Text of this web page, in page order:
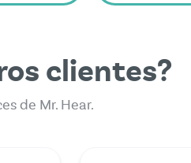
clientes?
de Mr. Hear.